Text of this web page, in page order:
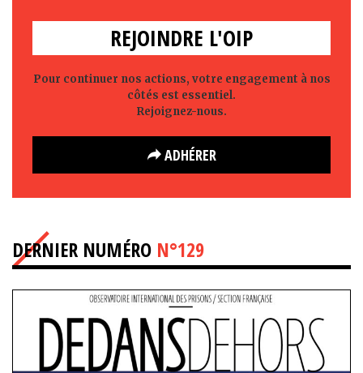
REJOINDRE L'OIP
Pour continuer nos actions, votre engagement à nos
côtés est essentiel.
Rejoignez-nous.
ADHÉRER
DERNIER NUMÉRO N°129